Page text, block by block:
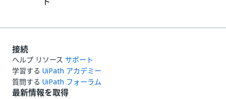
接続
ヘルプ リソース サポート
学習する UiPath アカデミー
質問する UiPath フォーラム
最新情報を取得